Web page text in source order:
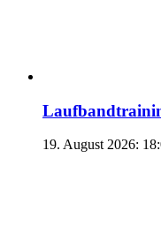
19. August 2026: